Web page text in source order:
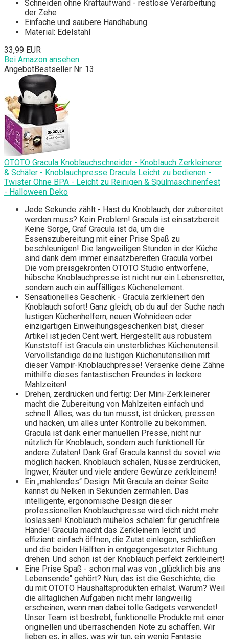
Schneiden ohne Kraftaufwand - restlose Verarbeitung
der Zehe
Einfache und saubere Handhabung
Material: Edelstahl
33,99 EUR
Bei Amazon ansehen
AngebotBestseller Nr. 13
OTOTO Gracula Knoblauchschneider - Knoblauch Zerkleinerer
& Schäler - Knoblauchpresse Dracula Leicht zu bedienen -
Twister Ohne BPA - Leicht zu Reinigen & Spülmaschinenfest
- Halloween Deko
Jede Sekunde zählt - Hast du Knoblauch, der zubereitet
werden muss? Kein Problem! Gracula ist einsatzbereit.
Keine Sorge, Graf Gracula ist da, um die
Essenszubereitung mit einer Prise Spaß zu
beschleunigen! Die langweiligen Stunden in der Küche
sind dank dem immer einsatzbereiten Gracula vorbei.
Die vom preisgekrönten OTOTO Studio entworfene,
hübsche Knoblauchpresse ist nicht nur ein Lebensretter,
sondern auch ein auffälliges Küchenelement.
Sensationelles Geschenk - Gracula zerkleinert den
Knoblauch sofort! Ganz gleich, ob du auf der Suche nach
lustigen Küchenhelfern, neuen Wohnideen oder
einzigartigen Einweihungsgeschenken bist, dieser
Artikel ist jeden Cent wert. Hergestellt aus robustem
Kunststoff ist Gracula ein unsterbliches Küchenutensil.
Vervollständige deine lustigen Küchenutensilien mit
dieser Vampir-Knoblauchpresse! Versenke deine Zähne
mithilfe dieses fantastischen Freundes in leckere
Mahlzeiten!
Drehen, zerdrücken und fertig: Der Mini-Zerkleinerer
macht die Zubereitung von Mahlzeiten einfach und
schnell. Alles, was du tun musst, ist drücken, pressen
und hacken, um alles unter Kontrolle zu bekommen.
Gracula ist dank einer manuellen Presse, nicht nur
nützlich für Knoblauch, sondern auch funktionell für
andere Zutaten! Dank Graf Gracula kannst du soviel wie
möglich hacken. Knoblauch schälen, Nüsse zerdrücken,
Ingwer, Kräuter und viele andere Gewürze zerkleinern!
Ein „mahlendes“ Design: Mit Gracula an deiner Seite
kannst du Nelken in Sekunden zermahlen. Das
intelligente, ergonomische Design dieser
professionellen Knoblauchpresse wird dich nicht mehr
loslassen! Knoblauch mühelos schälen: für geruchfreie
Hände! Gracula macht das Zerkleinern leicht und
effizient: einfach öffnen, die Zutat einlegen, schließen
und die beiden Hälften in entgegengesetzter Richtung
drehen. Und schon ist der Knoblauch perfekt zerkleinert!
Eine Prise Spaß - schon mal was von „glücklich bis ans
Lebensende" gehört? Nun, das ist die Geschichte, die
du mit OTOTO Haushaltsprodukten erhälst. Warum? Weil
die alltäglichen Aufgaben nicht mehr langweilig
erscheinen, wenn man dabei tolle Gadgets verwendet!
Unser Team ist bestrebt, funktionelle Produkte mit einer
originellen und überraschenden Note zu schaffen. Wir
lieben es, in alles, was wir tun, ein wenig Fantasie